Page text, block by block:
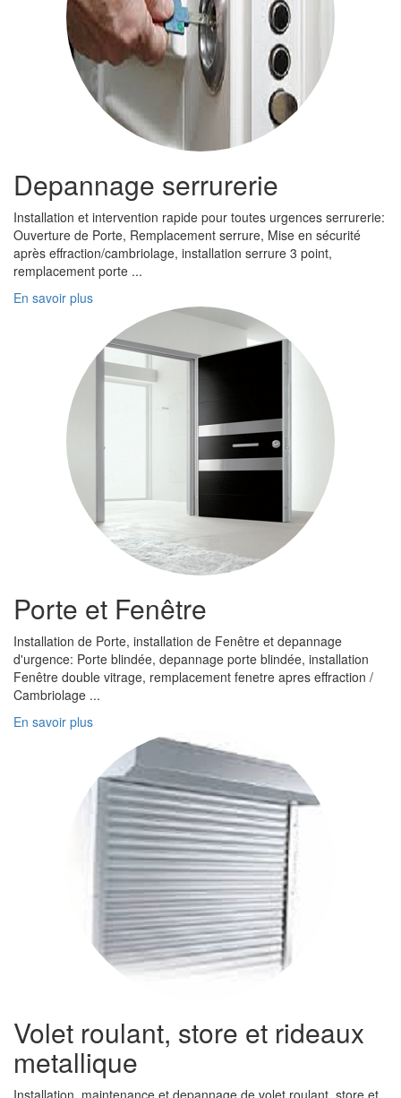
Depannage serrurerie
Installation et intervention rapide pour toutes urgences serrurerie:
Ouverture de Porte, Remplacement serrure, Mise en sécurité
après effraction/cambriolage, installation serrure 3 point,
remplacement porte ...
En savoir plus
Porte et Fenêtre
Installation de Porte, installation de Fenêtre et depannage
d'urgence: Porte blindée, depannage porte blindée, installation
Fenêtre double vitrage, remplacement fenetre apres effraction /
Cambriolage ...
En savoir plus
Volet roulant, store et rideaux
metallique
Installation, maintenance et depannage de volet roulant, store et